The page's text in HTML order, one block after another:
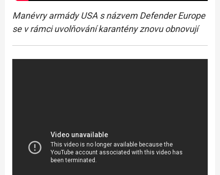
Manévry armády USA s názvem Defender Europe
se v rámci uvolňování karantény znovu obnovují